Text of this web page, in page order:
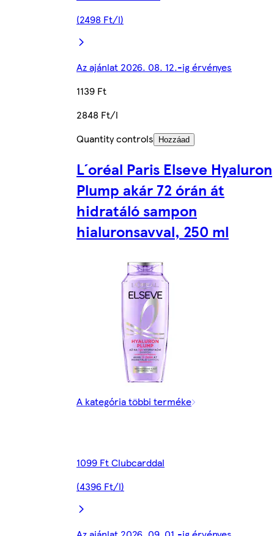
(2498 Ft/l)
Az ajánlat 2026. 08. 12.-ig érvényes
1139 Ft
2848 Ft/l
Quantity controls
Hozzáad
L´oréal Paris Elseve Hyaluron
Plump akár 72 órán át
hidratáló sampon
hialuronsavval, 250 ml
A kategória többi terméke
1099 Ft Clubcarddal
(4396 Ft/l)